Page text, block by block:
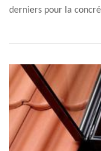
derniers pour la